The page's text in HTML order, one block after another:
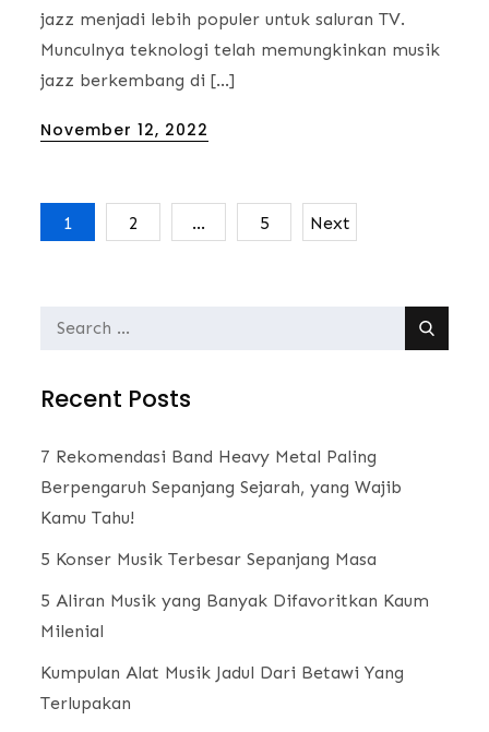
jazz menjadi lebih populer untuk saluran TV.
Munculnya teknologi telah memungkinkan musik
jazz berkembang di […]
Posted
November 12, 2022
Posts
navigation
1 2 … 5 Next
Search
Recent Posts
7 Rekomendasi Band Heavy Metal Paling
Berpengaruh Sepanjang Sejarah, yang Wajib
Kamu Tahu!
5 Konser Musik Terbesar Sepanjang Masa
5 Aliran Musik yang Banyak Difavoritkan Kaum
Milenial
Kumpulan Alat Musik Jadul Dari Betawi Yang
Terlupakan